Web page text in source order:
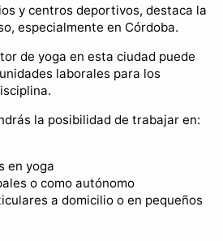
y centros deportivos, destaca la
especialmente en Córdoba.
de yoga en esta ciudad puede
laborales para los
la posibilidad de trabajar en:
en yoga
o como autónomo
a domicilio o en pequeños